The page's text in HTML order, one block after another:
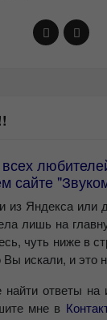
сайте
Яндекса или
лишь на
чуть ниже в
Вы искали, и это
ответы на
мне в